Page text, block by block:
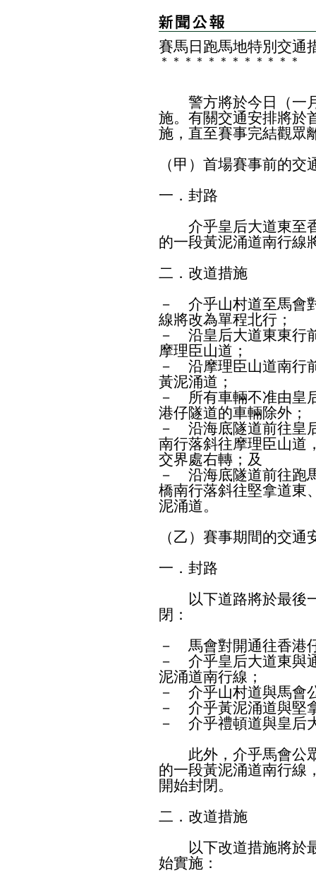
賽馬日跑馬地特別交通
＊ ＊ ＊ ＊ ＊ ＊ ＊ ＊ ＊ ＊ ＊ ＊
警方將於今日（一月
施。有關交通安排將於
施，直至賽事完結觀眾
（甲）首場賽事前的交
一．封路
介乎皇后大道東至香
的一段黃泥涌道南行線
二．改道措施
－ 介乎山村道至馬會
線將改為單程北行；
－ 沿皇后大道東東行
摩理臣山道；
－ 沿摩理臣山道南行
黃泥涌道；
－ 所有車輛不准由皇
港仔隧道的車輛除外；
－ 沿海底隧道前往皇
南行落斜往摩理臣山道
交界處右轉；及
－ 沿海底隧道前往跑
橋南行落斜往堅拿道東
泥涌道。
（乙）賽事期間的交通
一．封路
以下道路將於最後一
閉：
－ 馬會對開通往香港
－ 介乎皇后大道東與
泥涌道南行線；
－ 介乎山村道與馬會
－ 介乎黃泥涌道與堅
－ 介乎禮頓道與皇后
此外，介乎馬會公眾
的一段黃泥涌道南行線
開始封閉。
二．改道措施
以下改道措施將於最
始實施：